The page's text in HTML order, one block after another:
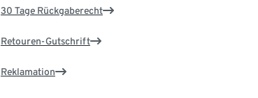
30 Tage Rückgaberecht
Retouren-Gutschrift
Reklamation